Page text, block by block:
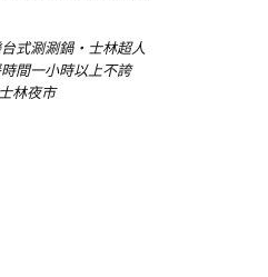
台式涮涮鍋‧士林超人
間一小時以上不誇
林夜市